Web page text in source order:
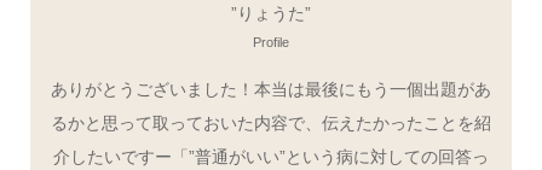
”りょうた”
Profile
ありがとうございました！本当は最後にもう一個出題があ
るかと思って取っておいた内容で、伝えたかったことを紹
介したいですー「”普通がいい”という病に対しての回答っ